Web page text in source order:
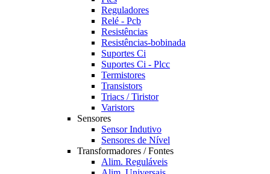
Reguladores
Relé - Pcb
Resistências
Resistências-bobinada
Suportes Ci
Suportes Ci - Plcc
Termistores
Transistors
Triacs / Tiristor
Varistors
Sensores
Sensor Indutivo
Sensores de Nível
Transformadores / Fontes
Alim. Reguláveis